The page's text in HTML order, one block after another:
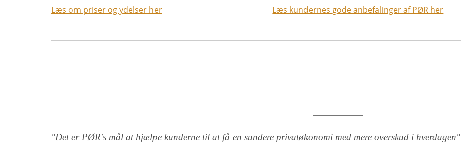
Læs om priser og ydelser her Læs kundernes gode anbefalinger af PØR her
"Det er PØR's mål at hjælpe kunderne til at få en sundere privatøkonomi med mere overskud i hverdagen"